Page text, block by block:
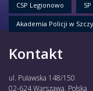
CSP Legionowo
Akademia Policji w
Kontakt
ul. Puławska 148/150
02-624 Warszawa, Polska